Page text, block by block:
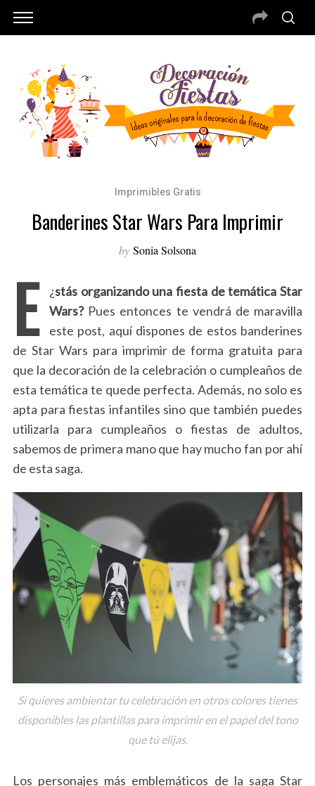
Imprimibles Gratis
Banderines Star Wars Para Imprimir
by Sonia Solsona
¿
E
stás organizando una fiesta de temática Star
Wars?Pues entonces te vendrá de maravilla
este post, aquí dispones de estos banderines
de Star Wars para imprimir de forma gratuita para
que la decoración de la celebración o cumpleaños de
esta temática te quede perfecta. Además, no solo es
apta para fiestas infantiles sino que también puedes
utilizarla para cumpleaños o fiestas de adultos,
sabemos de primera mano que hay mucho fan por ahí
de esta saga.
Si quieres ambientar tu celebración en otros colores tienes
disponibles las plantillas para imprimir en el papel del tono
que tú elijas.
Los personajes más emblemáticos de la saga Star